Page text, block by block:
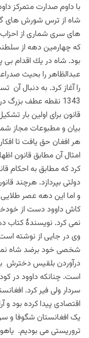
با داوم صدارت متمركز
شاه از ترس شورش های
های سری شماری از
كه چهارمين دهه از
بود. شاه در يك اقدام بی
عبدالظاهر را بحیث
را آغاز كرد. به دنبال آن
1343 نقطه عطف
قانون برای اولين بار
بيان و مطبوعات مجاز
هر افغان حق یافت تا
امثال آن مطابق قانون
کرد که مطابق به احكام
دولتی بپردازد. هرچند
و اما این دهه عصر
کاش داوود دست از
نمی کرد. نویسندۀ کتاب
وی در جایی از نوشته است
شخصی خود برضد شاه
درآوردن بلقیس دخترش
سردار ولی فیر کرد.
اقتصادی پیدا کرده بود
یک افغانستان شگوفا و
تروریستی می بودیم. یاهو